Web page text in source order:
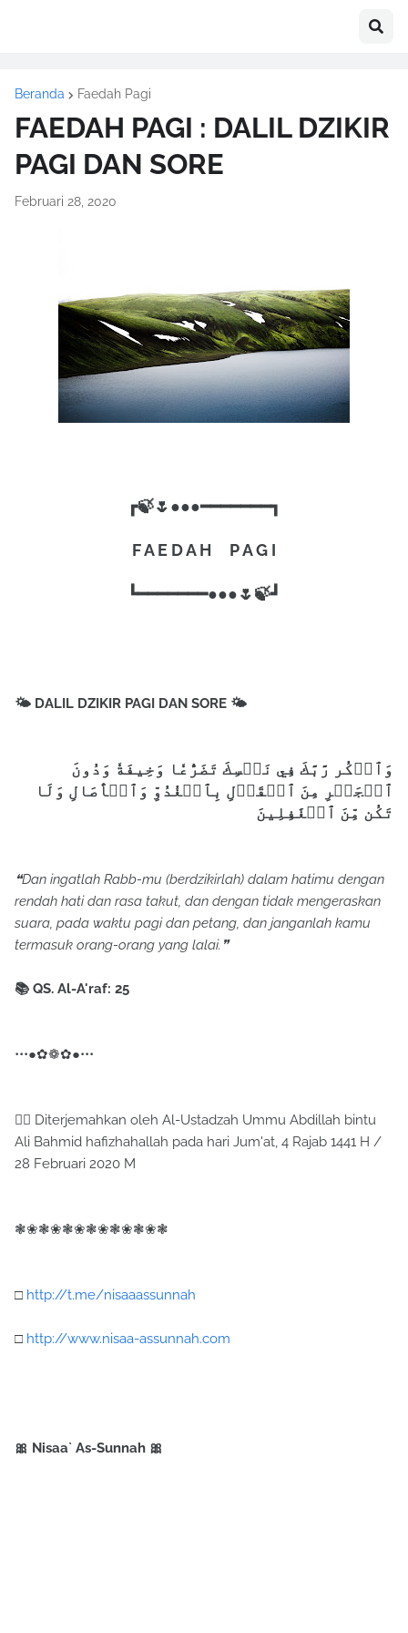
Beranda Faedah Pagi
FAEDAH PAGI : DALIL DZIKIR
PAGI DAN SORE
Februari 28, 2020
┏🍃🌷●●●━━━━━━━┓
F A E D A H P A G I
┗━━━━━━━●●●🌷🍃┛
🌤 DALIL DZIKIR PAGI DAN SORE 🌤
وَٱذۡكُر رَّبَّكَ فِي نَفۡسِكَ تَضَرُّعٗا وَخِيفَةٗ وَدُونَ
ٱلۡجَهۡرِ مِنَ ٱلۡقَوۡلِ بِٱلۡغُدُوِّ وَٱلۡأٓصَالِ وَلَا
تَكُن مِّنَ ٱلۡغَٰفِلِينَ
❝Dan ingatlah Rabb-mu (berdzikirlah) dalam hatimu dengan
rendah hati dan rasa takut, dan dengan tidak mengeraskan
suara, pada waktu pagi dan petang, dan janganlah kamu
termasuk orang-orang yang lalai.❞
📚 QS. Al-A'raf: 25
•••●✿❁✿●•••
✍🏼 Diterjemahkan oleh Al-Ustadzah Ummu Abdillah bintu
Ali Bahmid hafizhahallah pada hari Jum'at, 4 Rajab 1441 H /
28 Februari 2020 M
❃❀❃❀❃❀❃❀❃❀❃❀❃
□ http://t.me/nisaaassunnah
□ http://www.nisaa-assunnah.com
🎀 Nisaa` As-Sunnah 🎀